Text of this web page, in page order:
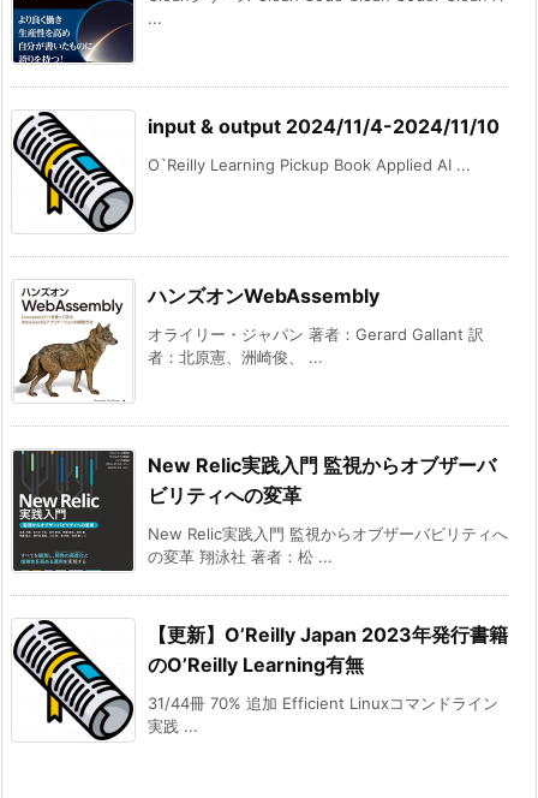
...
input & output 2024/11/4-2024/11/10
O`Reilly Learning Pickup Book Applied AI ...
ハンズオンWebAssembly
オライリー・ジャパン 著者：Gerard Gallant 訳
者：北原憲、洲崎俊、 ...
New Relic実践入門 監視からオブザーバ
ビリティへの変革
New Relic実践入門 監視からオブザーバビリティへ
の変革 翔泳社 著者：松 ...
【更新】O’Reilly Japan 2023年発行書籍
のO’Reilly Learning有無
31/44冊 70% 追加 Efficient Linuxコマンドライン
実践 ...